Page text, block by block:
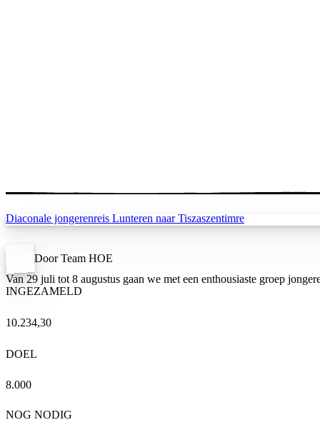
Diaconale jongerenreis Lunteren naar Tiszaszentimre
Door Team HOE
Van 29 juli tot 8 augustus gaan we met een enthousiaste groep
INGEZAMELD
10.234,30
DOEL
8.000
NOG NODIG